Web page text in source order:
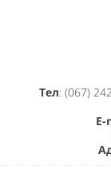
Тел: (067)
E-